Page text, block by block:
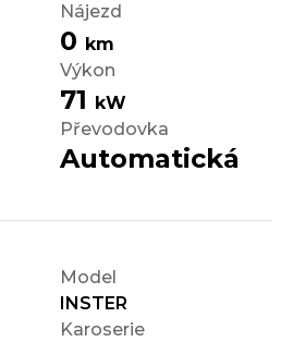
Nájezd
0 km
Výkon
71
kW
Převodovka
Automatická
Model
INSTER
Karoserie